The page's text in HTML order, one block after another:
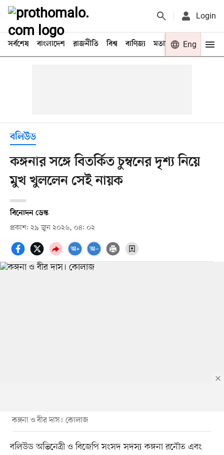
Login
সর্বশেষ বাংলাদেশ রাজনীতি বিশ্ব বাণিজ্য মতামত খেলা
Eng
বলিউড
কঙ্গনার সঙ্গে বিতর্কিত চুম্বনের দৃশ্য নিয়ে
মুখ খুললেন সেই নায়ক
বিনোদন ডেস্ক
প্রকাশ: ২৯ জুন ২০২৬, ০৪: ০২
কঙ্গনা ও বীর দাস। কোলাজ
বলিউড অভিনেত্রী ও বিজেপি সংসদ সদস্য কঙ্গনা রনৌত এবং